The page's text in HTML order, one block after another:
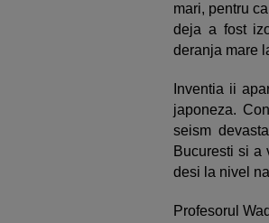
mari, pentru
deja a fost
deranja mare
Inventia ii
japoneza.
seism
Bucuresti si a
desi la nivel
Profesorul